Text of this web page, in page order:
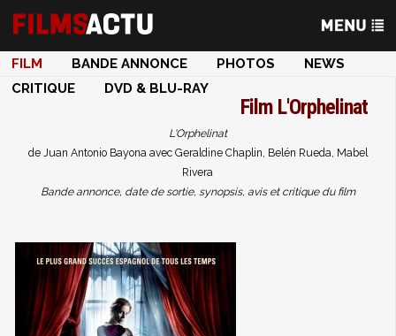
FILM BANDE ANNONCE PHOTOS
NEWS
CRITIQUE
DVD & BLU-RAY
Film L'Orphelinat
L'Orphelinat
de Juan Antonio Bayona avec Geraldine Chaplin, Belén Rueda, Mabel
Rivera
Bande annonce, date de sortie, synopsis, avis et critique du film